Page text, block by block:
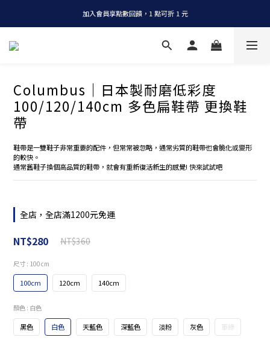
全店消費滿 NT$1200，即享免運
加入會員享點數回饋，1 點可折 1 元
全店消費滿 NT$1200，即享免運
Columbus｜日本製耐磨低彩度
100/120/140cm 多色扁鞋帶 更換鞋
帶
鞋帶是一雙鞋子非常重要的配件，但常常被忽略，通常劣質的鞋帶也會脆化或變形
的較快。
通常舊鞋子換個高品質的鞋帶，就會有重新復活新生的感覺! 快來試試吧
全店，全店滿1200元免運
NT$280 NT$360
尺寸 : 100cm
100cm 120cm 140cm
顏色 : 白色
黑色 白色 天藍色 深藍色 淡粉 灰色 軍綠